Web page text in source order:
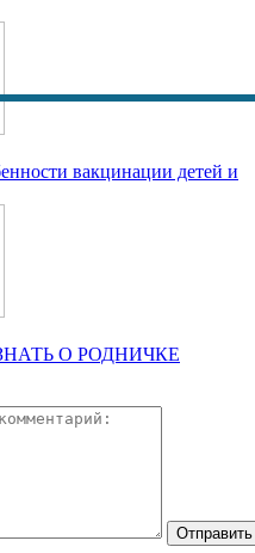
вакцинации детей и
О РОДНИЧКЕ